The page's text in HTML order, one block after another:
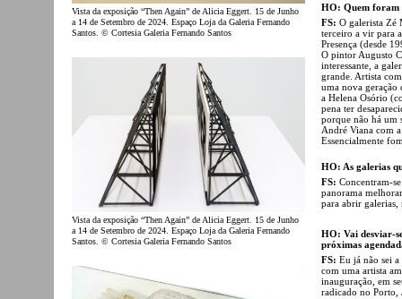
Vista da exposição “Then Again” de Alicia Eggert. 15 de Junho
a 14 de Setembro de 2024. Espaço Loja da Galeria Fernando
Santos. © Cortesia Galeria Fernando Santos
Vista da exposição “Then Again” de Alicia Eggert. 15 de Junho
a 14 de Setembro de 2024. Espaço Loja da Galeria Fernando
Santos. © Cortesia Galeria Fernando Santos
HO: Quem foram
FS: O galerista Zé
terceiro a vir para
Presença (desde
O pintor Augusto
interessante, a
grande. Artista
uma nova geração
a Helena Osório
pena ter
porque não há um
André Viana com
Essencialmente
HO: As galerias
FS: Concentram-
panorama
para abrir galerias,
HO: Vai desviar-
próximas
FS: Eu já não sei
com uma artista
inauguração, em
radicado no Porto,